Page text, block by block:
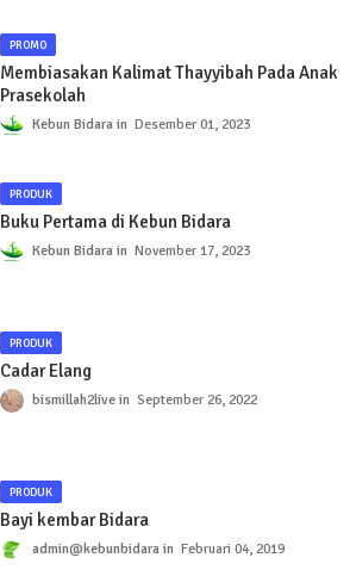
PROMO
Membiasakan Kalimat Thayyibah Pada Anak
Prasekolah
Kebun Bidara Desember 01, 2023
PRODUK
Buku Pertama di Kebun Bidara
Kebun Bidara November 17, 2023
PRODUK
Cadar Elang
bismillah2live September 26, 2022
PRODUK
Bayi kembar Bidara
admin@kebunbidara Februari 04, 2019